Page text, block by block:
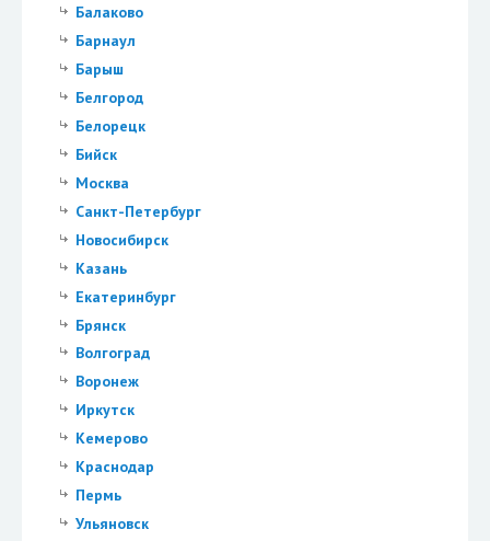
Балаково
Барнаул
Барыш
Белгород
Белорецк
Бийск
Москва
Санкт-Петербург
Новосибирск
Казань
Екатеринбург
Брянск
Волгоград
Воронеж
Иркутск
Кемерово
Краснодар
Пермь
Ульяновск